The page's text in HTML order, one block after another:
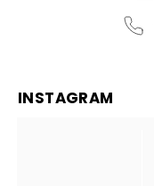
INSTAGRAM